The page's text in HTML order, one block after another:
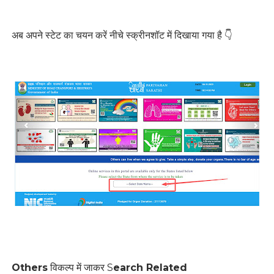
अब अपने स्टेट का चयन करें नीचे स्क्रीनशॉट में दिखाया गया है 👇
Othersविकल्प में जाकर Search Related